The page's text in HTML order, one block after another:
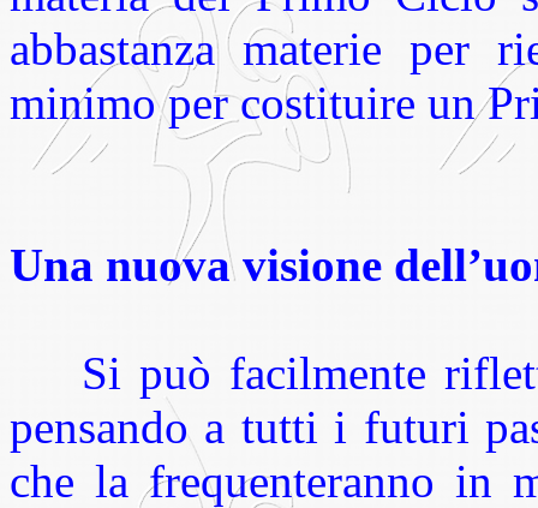
abbastanza materie per
minimo per costituire un
Una nuova visione
Si può facilmente
pensando a tutti i futuri
che la frequenteranno in